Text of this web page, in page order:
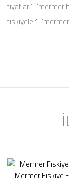
fiyatları'' ''mermer
fıskiyeler''